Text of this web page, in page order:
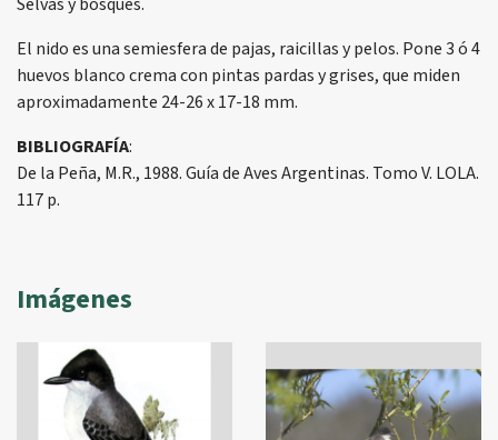
El nido es una semiesfera de pajas, raicillas y pelos. Pone 3 ó 4
huevos blanco crema con pintas pardas y grises, que miden
aproximadamente 24-26 x 17-18 mm.
BIBLIOGRAFÍA:
De la Peña, M.R., 1988. Guía de Aves Argentinas. Tomo V. LOLA.
117 p.
Imágenes